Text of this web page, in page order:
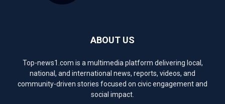
ABOUT US
Top-news1.com is a multimedia platform delivering local,
national, and international news, reports, videos, and
community-driven stories focused on civic engagement and
social impact.